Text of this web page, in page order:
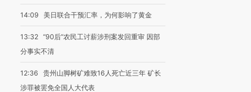
14:09 美日联合干预汇率，为何影响了黄金
13:32 “90后”农民工讨薪涉刑案发回重审 因部
分事实不清
12:36
贵州山脚树矿难致16人死亡近三年 矿长
涉罪被罢免全国人大代表